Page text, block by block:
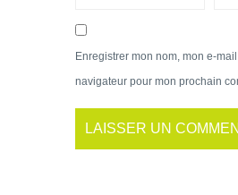
Enregistrer mon nom, mon e-
navigateur pour mon prochain